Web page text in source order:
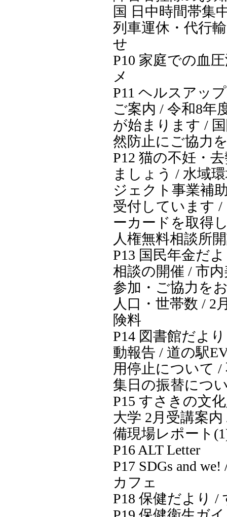
国 日中時間帯集
列車運休・代行
せ
P10 家庭での血
メ
P11 ヘルスアッ
ご案内 / 令和8年
が始まります /
然防止にご協力
P12 猫の不妊・
ましょう / 水域
ジェクト事業補
受付しています
ーカードを取得
人権無料相談所
P13 国民年金だ
相談の開催 / 市
参加・ご協力を
人口・世帯数 / 2
険料
P14 図書館だよ
動報告 / 道の駅
用停止について /
集日の振替につ
P15 すさきの文
大学 2月受講案
備現場レポート
P16 ALT Letter
P17 SDGs and
カフェ
P18 保健だより /